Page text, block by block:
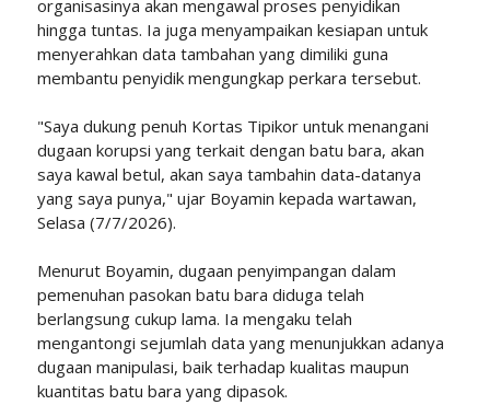
organisasinya akan mengawal proses penyidikan
hingga tuntas. Ia juga menyampaikan kesiapan untuk
menyerahkan data tambahan yang dimiliki guna
membantu penyidik mengungkap perkara tersebut.
"Saya dukung penuh Kortas Tipikor untuk menangani
dugaan korupsi yang terkait dengan batu bara, akan
saya kawal betul, akan saya tambahin data-datanya
yang saya punya," ujar Boyamin kepada wartawan,
Selasa (7/7/2026).
Menurut Boyamin, dugaan penyimpangan dalam
pemenuhan pasokan batu bara diduga telah
berlangsung cukup lama. Ia mengaku telah
mengantongi sejumlah data yang menunjukkan adanya
dugaan manipulasi, baik terhadap kualitas maupun
kuantitas batu bara yang dipasok.